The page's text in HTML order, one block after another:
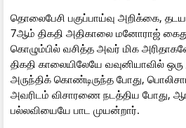
தொலைபேசி பகுப்பாய்வு அறிக்கை,
7ஆம் திகதி அதிகாலை மனோராஜ்
கொழும்பில் வசித்த அவர் மிக
திகதி காலையிலேயே வவுனியாவில்
அருந்திக் கொண்டிருந்த போது,
அவரிடம் விசாரணை நடத்திய போது,
பல்லவியையே பாட முயன்றார்.